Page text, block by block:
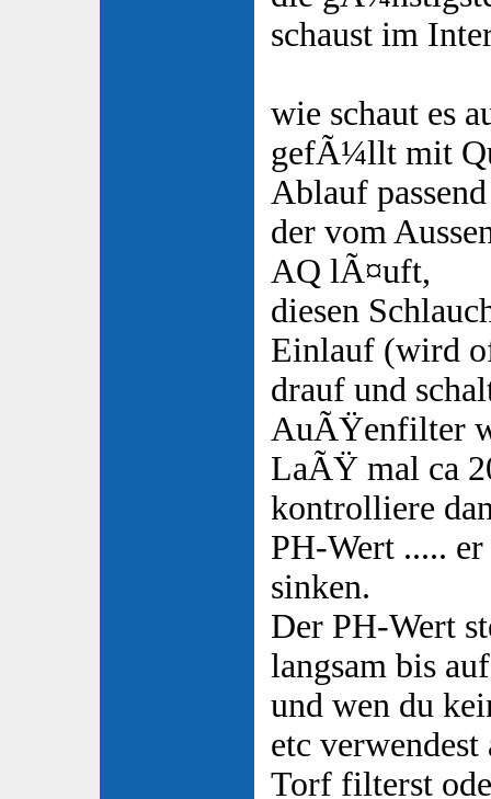
schaust im
wie schaut es
gefÃ¼llt mit
Ablauf
der vom
AQ lÃ¤uft,
diesen
Einlauf (wird
drauf und
AuÃŸenfilter
LaÃŸ mal ca
kontrolliere
PH-Wert .....
sinken.
Der PH-Wert
langsam bis
und wen du
etc
Torf filterst